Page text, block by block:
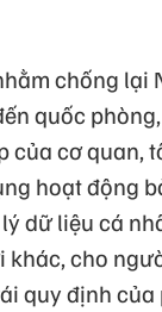
chống lại
quốc
của cơ quan,
hoạt động
dữ liệu cá
cho
quy định